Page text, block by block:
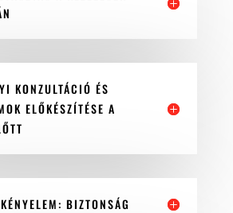
KONZULTÁCIÓ ÉS
ELŐKÉSZÍTÉSE A
BIZTONSÁG